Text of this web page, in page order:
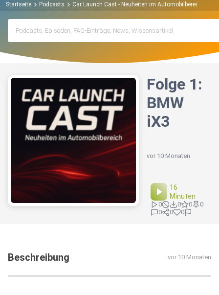
Startseite Podcasts Car Launch Cast - Neuheiten im Automobilbereich
Folge 1:
BMW
iX3
vor 10 Monaten
16
Minuten
0 0 0
0
0
0 0
Beschreibung vor 10 Monaten